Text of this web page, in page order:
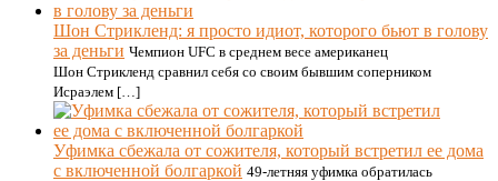
Шон Стрикленд: я просто идиот, которого бьют в голову
за деньги Чемпион UFC в среднем весе американец
Шон Стрикленд сравнил себя со своим бывшим соперником
Исраэлем […]
Уфимка сбежала от сожителя, который встретил ее дома
с включенной болгаркой 49-летняя уфимка обратилась